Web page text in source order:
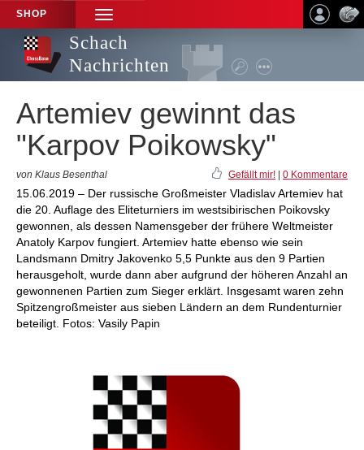
SHOP
TOGGLE
NAVIGATION
Schach
Nachrichten
Artemiev gewinnt das
"Karpov Poikowsky"
von Klaus Besenthal Gefällt mir! 0 Kommentare
15.06.2019 – Der russische Großmeister Vladislav Artemiev hat
die 20. Auflage des Eliteturniers im westsibirischen Poikovsky
gewonnen, als dessen Namensgeber der frühere Weltmeister
Anatoly Karpov fungiert. Artemiev hatte ebenso wie sein
Landsmann Dmitry Jakovenko 5,5 Punkte aus den 9 Partien
herausgeholt, wurde dann aber aufgrund der höheren Anzahl an
gewonnenen Partien zum Sieger erklärt. Insgesamt waren zehn
Spitzengroßmeister aus sieben Ländern an dem Rundenturnier
beteiligt. Fotos: Vasily Papin